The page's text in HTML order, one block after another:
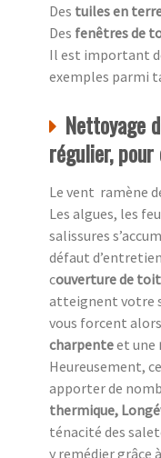
Des tuiles en
Des fenêtres de
Il est important
exemples parmi
Nettoyage
régulier,
Le vent ramène
Les algues, les
salissures
défaut
couverture de
atteignent votre
vous forcent
charpenteet une
Heureusement,
apporter de
thermique,
ténacité des
y remédier grâce